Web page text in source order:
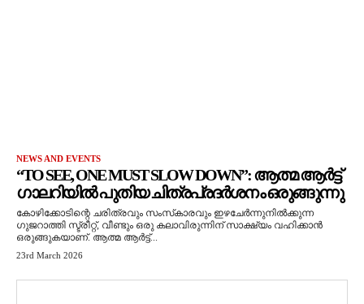
NEWS AND EVENTS
“TO SEE, ONE MUST SLOW DOWN”: ആത്മ ആർട്ട്
ഗാലറിയിൽ പുതിയ ചിത്രപ്രദർശനം ഒരുങ്ങുന്നു
കോഴിക്കോടിന്റെ ചരിത്രവും സംസ്‌കാരവും ഇഴചേർന്നുനിൽക്കുന്ന
ഗുജറാത്തി സ്ട്രീറ്റ്, വീണ്ടും ഒരു കലാവിരുന്നിന് സാക്ഷ്യം വഹിക്കാൻ
ഒരുങ്ങുകയാണ്. ആത്മ ആർട്ട്...
23rd March 2026